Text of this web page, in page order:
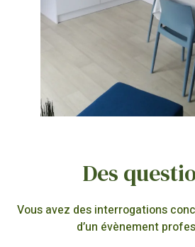
Des
Vous avez des interrogations
d’un évènement